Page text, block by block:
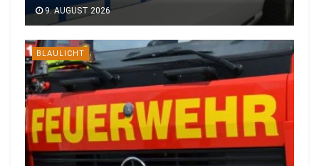
9. AUGUST 2026
BLAULICHT